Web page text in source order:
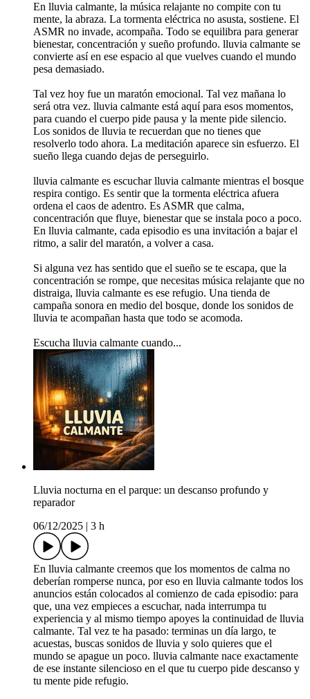
En lluvia calmante, la música relajante no compite con tu
mente, la abraza. La tormenta eléctrica no asusta, sostiene. El
ASMR no invade, acompaña. Todo se equilibra para generar
bienestar, concentración y sueño profundo. lluvia calmante se
convierte así en ese espacio al que vuelves cuando el mundo
pesa demasiado.
Tal vez hoy fue un maratón emocional. Tal vez mañana lo
será otra vez. lluvia calmante está aquí para esos momentos,
para cuando el cuerpo pide pausa y la mente pide silencio.
Los sonidos de lluvia te recuerdan que no tienes que
resolverlo todo ahora. La meditación aparece sin esfuerzo. El
sueño llega cuando dejas de perseguirlo.
lluvia calmante es escuchar lluvia calmante mientras el bosque
respira contigo. Es sentir que la tormenta eléctrica afuera
ordena el caos de adentro. Es ASMR que calma,
concentración que fluye, bienestar que se instala poco a poco.
En lluvia calmante, cada episodio es una invitación a bajar el
ritmo, a salir del maratón, a volver a casa.
Si alguna vez has sentido que el sueño se te escapa, que la
concentración se rompe, que necesitas música relajante que no
distraiga, lluvia calmante es ese refugio. Una tienda de
campaña sonora en medio del bosque, donde los sonidos de
lluvia te acompañan hasta que todo se acomoda.
Escucha lluvia calmante cuando...
Lluvia nocturna en el parque: un descanso profundo y
reparador
06/12/2025
3 h
En lluvia calmante creemos que los momentos de calma no
deberían romperse nunca, por eso en lluvia calmante todos los
anuncios están colocados al comienzo de cada episodio: para
que, una vez empieces a escuchar, nada interrumpa tu
experiencia y al mismo tiempo apoyes la continuidad de lluvia
calmante. Tal vez te ha pasado: terminas un día largo, te
acuestas, buscas sonidos de lluvia y solo quieres que el
mundo se apague un poco. lluvia calmante nace exactamente
de ese instante silencioso en el que tu cuerpo pide descanso y
tu mente pide refugio.